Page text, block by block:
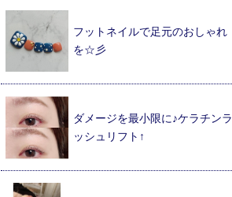
フットネイルで足元のおしゃれ
を☆彡
ダメージを最小限に♪ケラチンラ
ッシュリフト↑